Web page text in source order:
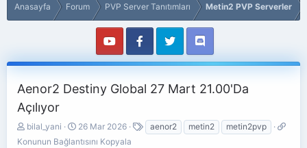
Anasayfa Forum PVP Server Tanıtımları Metin2 PVP Serverler
Aenor2 Destiny Global 27 Mart 21.00'Da
Açılıyor
K
o
bilal_yani
B
a
26 Mar 2026 aenor2 metin2 metin2pvp
K
Konunun Bağlantısını Kopyala